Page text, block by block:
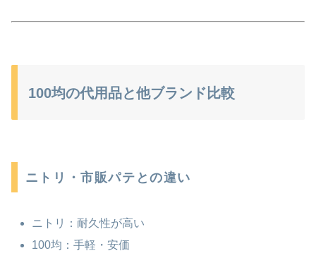
100均の代用品と他ブランド比較
ニトリ・市販パテとの違い
ニトリ：耐久性が高い
100均：手軽・安価